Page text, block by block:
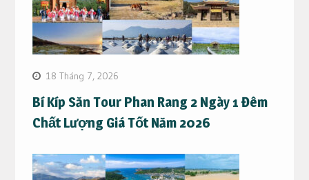
18 Tháng 7, 2026
Bí Kíp Săn Tour Phan Rang 2 Ngày 1 Đêm
Chất Lượng Giá Tốt Năm 2026